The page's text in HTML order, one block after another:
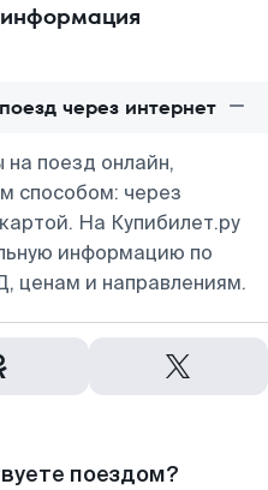
через интернет
поезд онлайн,
способом: через
На Купибилет.ру
информацию по
ценам и направлениям.
поездом?